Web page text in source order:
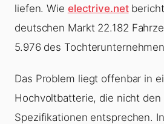
liefen. Wie electrive.net
deutschen Markt 22.182
5.976 des
Das Problem liegt offenbar in
Hochvoltbatterie, die nicht den
Spezifikationen entsprechen.